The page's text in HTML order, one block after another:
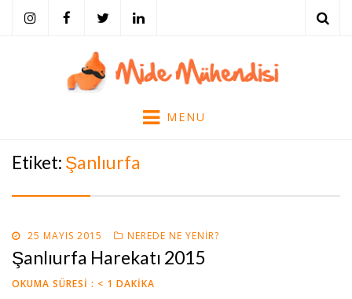
ARA
Mide Mühendisi
Tarihi, Tarifi, Eserleri, Bilimi ve Mekanları ile Yemek Kültürü…
MENU
Etiket: Şanlıurfa
POSTED
ON
25 MAYIS 2015 NEREDE NE YENIR?
Şanlıurfa Harekatı 2015
OKUMA SÜRESI : < 1 DAKIKA